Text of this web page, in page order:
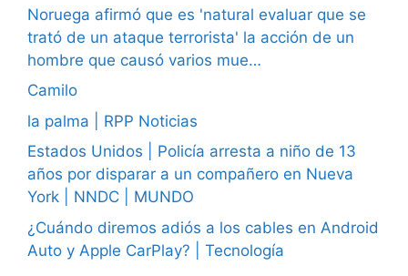
Noruega afirmó que es 'natural evaluar que se
trató de un ataque terrorista' la acción de un
hombre que causó varios mue…
Camilo
la palma | RPP Noticias
Estados Unidos | Policía arresta a niño de 13
años por disparar a un compañero en Nueva
York | NNDC | MUNDO
¿Cuándo diremos adiós a los cables en Android
Auto y Apple CarPlay? | Tecnología